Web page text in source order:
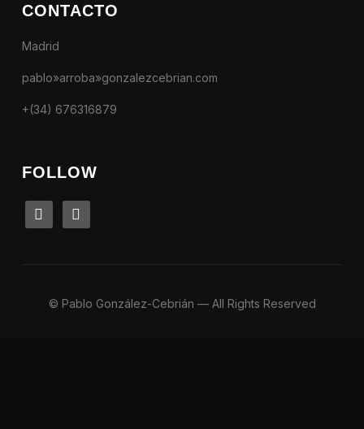
CONTACTO
Madrid
pablo»arroba»gonzalezcebrian.com
+(34) 676316879
FOLLOW
linkedin instagram
© Pablo González-Cebrián — All Rights Reserved